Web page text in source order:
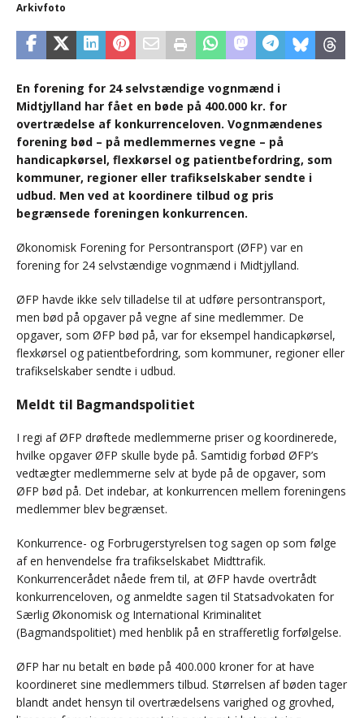
Arkivfoto
En forening for 24 selvstændige vognmænd i
Midtjylland har fået en bøde på 400.000 kr. for
overtrædelse af konkurrenceloven. Vognmændenes
forening bød – på medlemmernes vegne – på
handicapkørsel, flexkørsel og patientbefordring, som
kommuner, regioner eller trafikselskaber sendte i
udbud. Men ved at koordinere tilbud og pris
begrænsede foreningen konkurrencen.
Økonomisk Forening for Persontransport (ØFP) var en
forening for 24 selvstændige vognmænd i Midtjylland.
ØFP havde ikke selv tilladelse til at udføre persontransport,
men bød på opgaver på vegne af sine medlemmer. De
opgaver, som ØFP bød på, var for eksempel handicapkørsel,
flexkørsel og patientbefordring, som kommuner, regioner eller
trafikselskaber sendte i udbud.
Meldt til Bagmandspolitiet
I regi af ØFP drøftede medlemmerne priser og koordinerede,
hvilke opgaver ØFP skulle byde på. Samtidig forbød ØFP’s
vedtægter medlemmerne selv at byde på de opgaver, som
ØFP bød på. Det indebar, at konkurrencen mellem foreningens
medlemmer blev begrænset.
Konkurrence- og Forbrugerstyrelsen tog sagen op som følge
af en henvendelse fra trafikselskabet Midttrafik.
Konkurrencerådet nåede frem til, at ØFP havde overtrådt
konkurrenceloven, og anmeldte sagen til Statsadvokaten for
Særlig Økonomisk og International Kriminalitet
(Bagmandspolitiet) med henblik på en strafferetlig forfølgelse.
ØFP har nu betalt en bøde på 400.000 kroner for at have
koordineret sine medlemmers tilbud. Størrelsen af bøden tager
blandt andet hensyn til overtrædelsens varighed og grovhed,